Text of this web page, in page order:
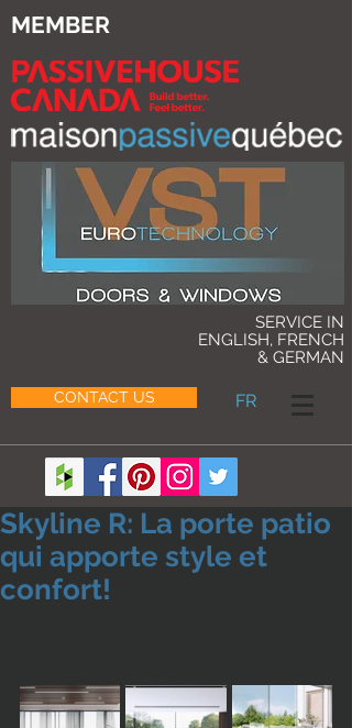
CONTACT US FR
SERVICE IN
ENGLISH, FRENCH
& GERMAN
MEMBER
Skyline R: La porte patio
qui apporte style et
confort!